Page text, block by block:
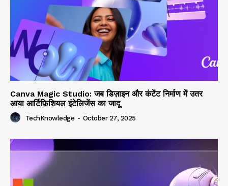
Canva Magic Studio: जब डिज़ाइन और कंटेंट निर्माण में उतर
आया आर्टिफ़िशियल इंटेलिजेंस का जादू
TechKnowledge - October 27, 2025